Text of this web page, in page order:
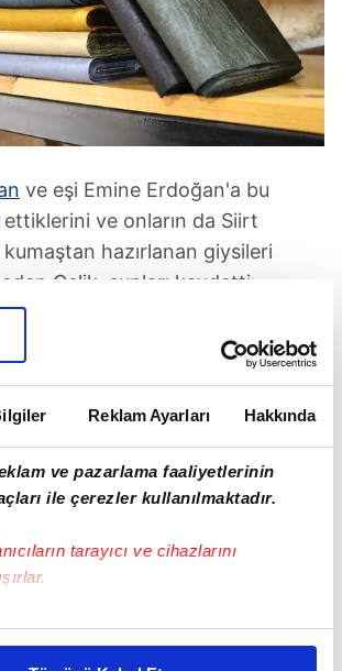
Reklam Ayarları Hakkında
ve pazarlama faaliyetlerinin
ile çerezler kullanılmaktadır.
tarayıcı ve cihazlarını
halinde sizlere özel
ve eşi Emine Erdoğan'a bu
ettiklerini ve onların da Siirt
hazırlanan giysileri
Çelik, şunları kaydetti:
ve eşi Emine Erdoğan
destek niteliğindeki açıklamaları
Bu konuda bize düşen,
gelişmesini sağlamaktır.
Cumhurbaşkanımız başta
görmek bizi mutlu ediyor.
veriyor. Hedefimiz bütün
yapabilecek seviyeye gelmektir.
işe yönelmelerini sağlamak için